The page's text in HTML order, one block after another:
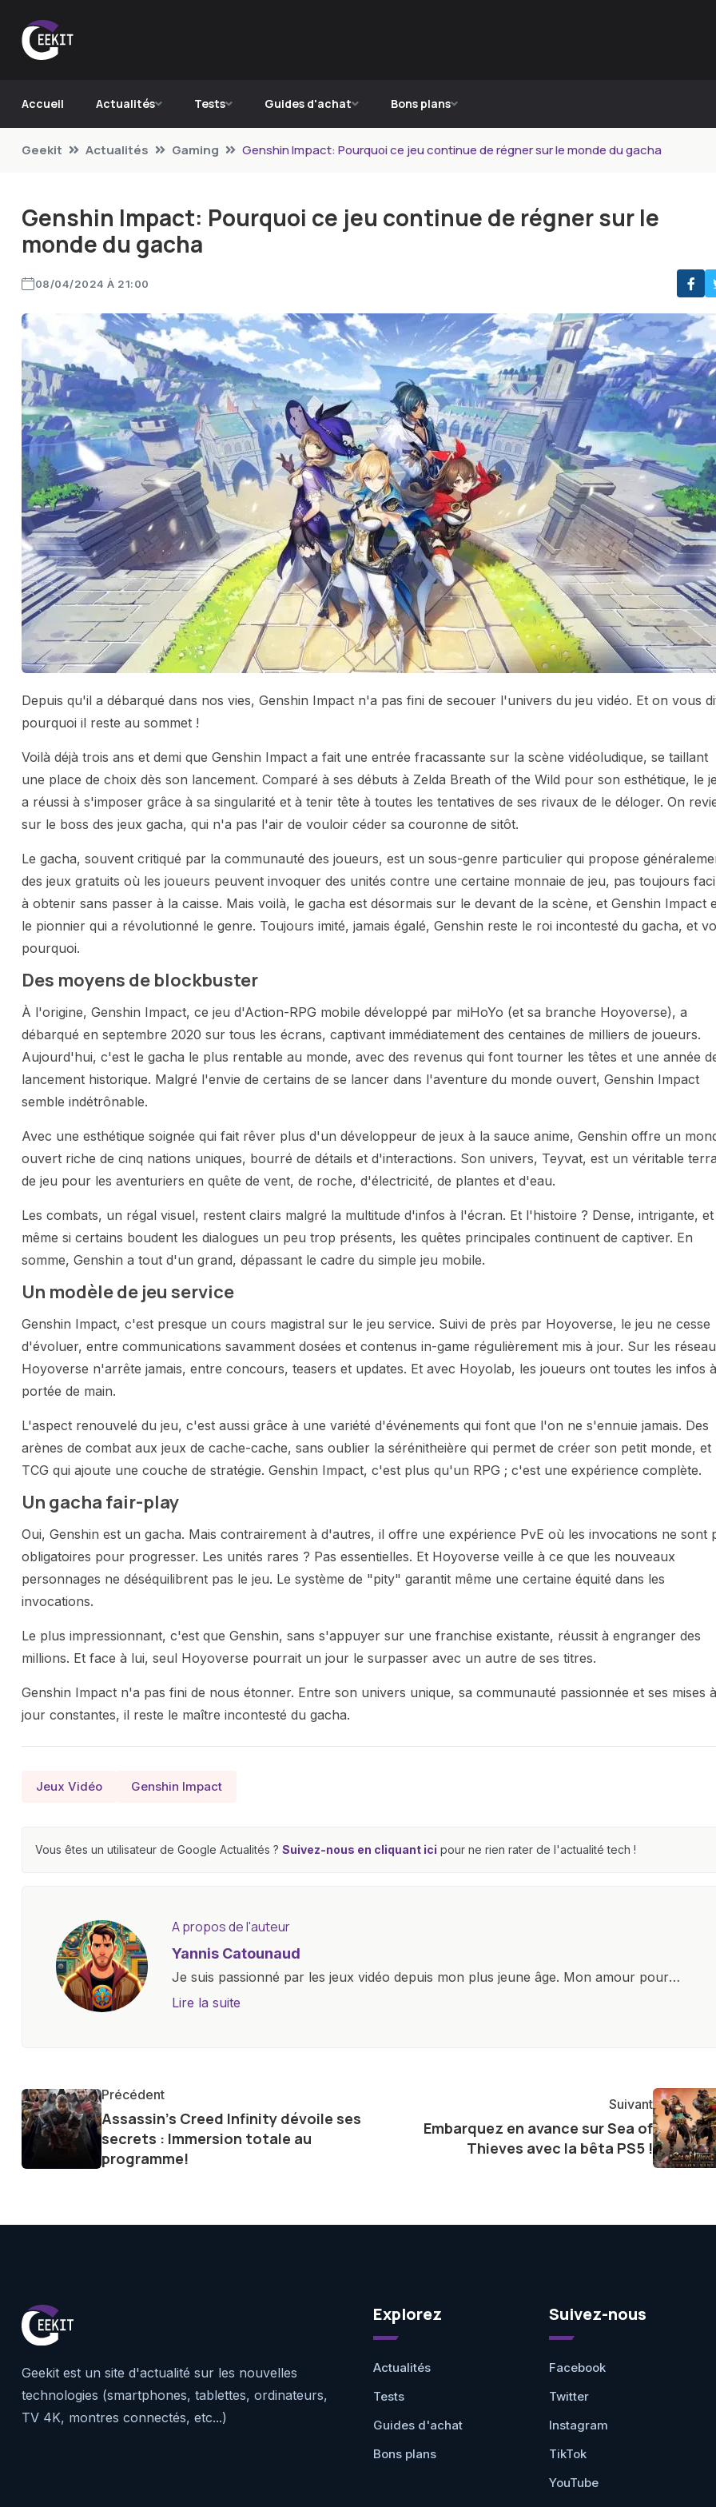
Accueil Actualités Tests Guides d'achat Bons plans
Geekit Actualités Gaming Genshin Impact: Pourquoi ce jeu continue de régner sur le monde du gacha
Genshin Impact: Pourquoi ce jeu continue de régner sur le
monde du gacha
08/04/2024 À 21:00
Depuis qu'il a débarqué dans nos vies, Genshin Impact n'a pas fini de secouer l'univers du jeu vidéo. Et on vous
pourquoi il reste au sommet !
Voilà déjà trois ans et demi que Genshin Impact a fait une entrée fracassante sur la scène vidéoludique, se taillant
une place de choix dès son lancement. Comparé à ses débuts à Zelda Breath of the Wild pour son esthétique, le
a réussi à s'imposer grâce à sa singularité et à tenir tête à toutes les tentatives de ses rivaux de le déloger. On
sur le boss des jeux gacha, qui n'a pas l'air de vouloir céder sa couronne de sitôt.
Le gacha, souvent critiqué par la communauté des joueurs, est un sous-genre particulier qui propose
des jeux gratuits où les joueurs peuvent invoquer des unités contre une certaine monnaie de jeu, pas toujours
à obtenir sans passer à la caisse. Mais voilà, le gacha est désormais sur le devant de la scène, et Genshin Impact
le pionnier qui a révolutionné le genre. Toujours imité, jamais égalé, Genshin reste le roi incontesté du gacha, et
pourquoi.
Des moyens de blockbuster
À l'origine, Genshin Impact, ce jeu d'Action-RPG mobile développé par miHoYo (et sa branche Hoyoverse), a
débarqué en septembre 2020 sur tous les écrans, captivant immédiatement des centaines de milliers de joueurs.
Aujourd'hui, c'est le gacha le plus rentable au monde, avec des revenus qui font tourner les têtes et une année
lancement historique. Malgré l'envie de certains de se lancer dans l'aventure du monde ouvert, Genshin Impact
semble indétrônable.
Avec une esthétique soignée qui fait rêver plus d'un développeur de jeux à la sauce anime, Genshin offre un
ouvert riche de cinq nations uniques, bourré de détails et d'interactions. Son univers, Teyvat, est un véritable
de jeu pour les aventuriers en quête de vent, de roche, d'électricité, de plantes et d'eau.
Les combats, un régal visuel, restent clairs malgré la multitude d'infos à l'écran. Et l'histoire ? Dense, intrigante, et
même si certains boudent les dialogues un peu trop présents, les quêtes principales continuent de captiver. En
somme, Genshin a tout d'un grand, dépassant le cadre du simple jeu mobile.
Un modèle de jeu service
Genshin Impact, c'est presque un cours magistral sur le jeu service. Suivi de près par Hoyoverse, le jeu ne cesse
d'évoluer, entre communications savamment dosées et contenus in-game régulièrement mis à jour. Sur les
Hoyoverse n'arrête jamais, entre concours, teasers et updates. Et avec Hoyolab, les joueurs ont toutes les infos à
portée de main.
L'aspect renouvelé du jeu, c'est aussi grâce à une variété d'événements qui font que l'on ne s'ennuie jamais. Des
arènes de combat aux jeux de cache-cache, sans oublier la sérénitheière qui permet de créer son petit monde, et
TCG qui ajoute une couche de stratégie. Genshin Impact, c'est plus qu'un RPG ; c'est une expérience complète.
Un gacha fair-play
Oui, Genshin est un gacha. Mais contrairement à d'autres, il offre une expérience PvE où les invocations ne sont
obligatoires pour progresser. Les unités rares ? Pas essentielles. Et Hoyoverse veille à ce que les nouveaux
personnages ne déséquilibrent pas le jeu. Le système de "pity" garantit même une certaine équité dans les
invocations.
Le plus impressionnant, c'est que Genshin, sans s'appuyer sur une franchise existante, réussit à engranger des
millions. Et face à lui, seul Hoyoverse pourrait un jour le surpasser avec un autre de ses titres.
Genshin Impact n'a pas fini de nous étonner. Entre son univers unique, sa communauté passionnée et ses mises à
jour constantes, il reste le maître incontesté du gacha.
Jeux Vidéo Genshin Impact
Vous êtes un utilisateur de Google Actualités ? Suivez-nous en cliquant ici pour ne rien rater de l'actualité tech !
A propos de l'auteur
Yannis Catounaud
Je suis passionné par les jeux vidéo depuis mon plus jeune âge. Mon amour pour
l'univers numérique m'a conduit à explorer constamment les dernières avancées dans
communauté en ligne. Mon engagement envers l'exploration constante des frontières
de la technologie me permet de présenter aux lecteurs un aperçu captivant de ce que
le futur numérique nous réserve.
Lire la suite
Précédent
Assassin's Creed Infinity dévoile ses
secrets : Immersion totale au
programme!
Suivant
Embarquez en avance sur Sea of
Thieves avec la bêta PS5 !
Geekit est un site d'actualité sur les nouvelles
technologies (smartphones, tablettes, ordinateurs,
TV 4K, montres connectés, etc...)
Explorez
Actualités
Tests
Guides d'achat
Bons plans
Suivez-nous
Facebook
Twitter
Instagram
TikTok
YouTube